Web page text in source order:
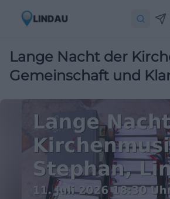
Lange Nacht der
Gemeinschaft und